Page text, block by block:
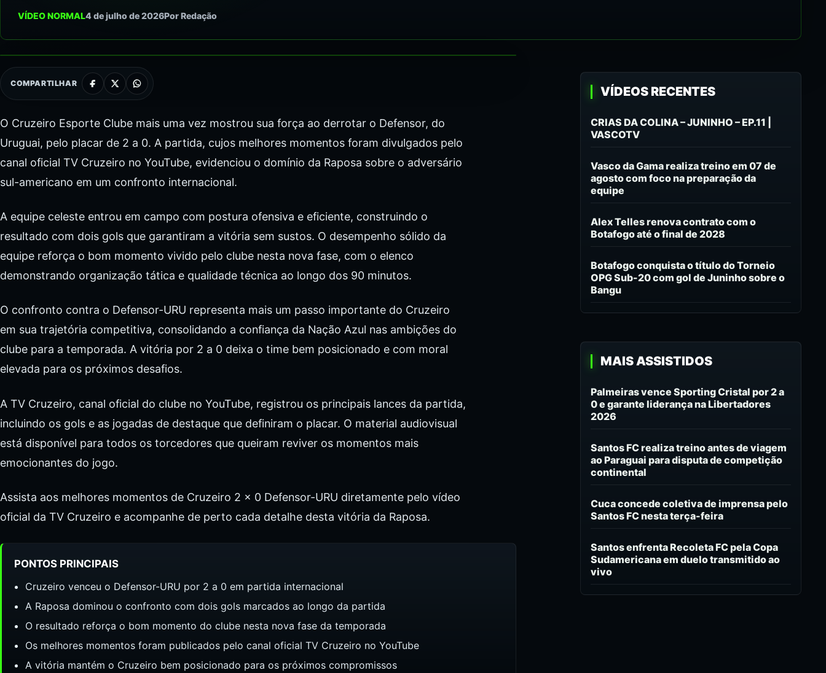
VÍDEO NORMAL4 de julho de 2026Por Redação
COMPARTILHAR
O Cruzeiro Esporte Clube mais uma vez mostrou sua força ao derrotar o Defensor, do
Uruguai, pelo placar de 2 a 0. A partida, cujos melhores momentos foram divulgados pelo
canal oficial TV Cruzeiro no YouTube, evidenciou o domínio da Raposa sobre o adversário
sul-americano em um confronto internacional.
A equipe celeste entrou em campo com postura ofensiva e eficiente, construindo o
resultado com dois gols que garantiram a vitória sem sustos. O desempenho sólido da
equipe reforça o bom momento vivido pelo clube nesta nova fase, com o elenco
demonstrando organização tática e qualidade técnica ao longo dos 90 minutos.
O confronto contra o Defensor-URU representa mais um passo importante do Cruzeiro
em sua trajetória competitiva, consolidando a confiança da Nação Azul nas ambições do
clube para a temporada. A vitória por 2 a 0 deixa o time bem posicionado e com moral
elevada para os próximos desafios.
A TV Cruzeiro, canal oficial do clube no YouTube, registrou os principais lances da partida,
incluindo os gols e as jogadas de destaque que definiram o placar. O material audiovisual
está disponível para todos os torcedores que queiram reviver os momentos mais
emocionantes do jogo.
Assista aos melhores momentos de Cruzeiro 2 x 0 Defensor-URU diretamente pelo vídeo
oficial da TV Cruzeiro e acompanhe de perto cada detalhe desta vitória da Raposa.
PONTOS PRINCIPAIS
Cruzeiro venceu o Defensor-URU por 2 a 0 em partida internacional
A Raposa dominou o confronto com dois gols marcados ao longo da partida
O resultado reforça o bom momento do clube nesta nova fase da temporada
Os melhores momentos foram publicados pelo canal oficial TV Cruzeiro no YouTube
A vitória mantém o Cruzeiro bem posicionado para os próximos compromissos
VÍDEOS RECENTES
CRIAS DA COLINA – JUNINHO – EP.11 |
VASCOTV
Vasco da Gama realiza treino em 07 de
agosto com foco na preparação da
equipe
Alex Telles renova contrato com o
Botafogo até o final de 2028
Botafogo conquista o título do Torneio
OPG Sub-20 com gol de Juninho sobre o
Bangu
MAIS ASSISTIDOS
Palmeiras vence Sporting Cristal por 2 a
0 e garante liderança na Libertadores
2026
Santos FC realiza treino antes de viagem
ao Paraguai para disputa de competição
continental
Cuca concede coletiva de imprensa pelo
Santos FC nesta terça-feira
Santos enfrenta Recoleta FC pela Copa
Sudamericana em duelo transmitido ao
vivo